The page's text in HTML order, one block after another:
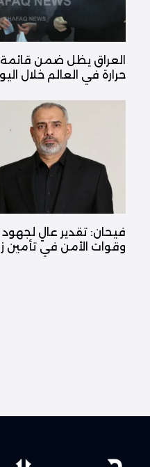
العراق يظل ضمن قائمة
حرارة في العالم خلال
فیحان: تقدير عالٍ
وقوات الأمن في تأمين